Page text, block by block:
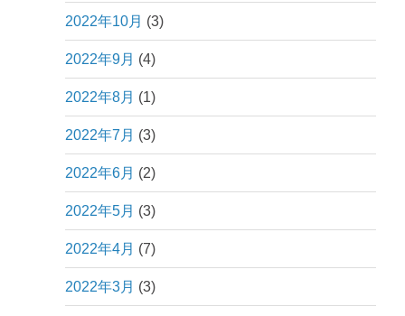
2022年10月 (3)
2022年9月 (4)
2022年8月 (1)
2022年7月 (3)
2022年6月 (2)
2022年5月 (3)
2022年4月 (7)
2022年3月 (3)